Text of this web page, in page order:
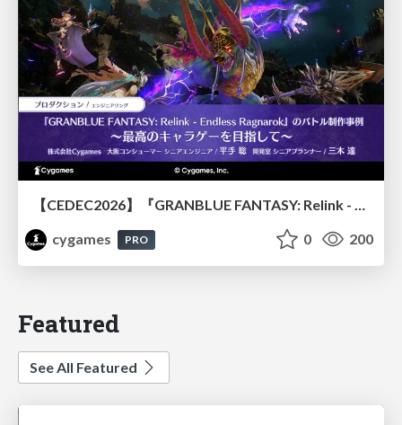
【CEDEC2026】『GRANBLUE FANTASY: Relink - Endless Ragnarok』のバトル制作事例 ～最高のキャラゲーを目指して～
cygames
PRO 0 200
Featured
See All Featured